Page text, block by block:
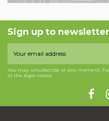
Sign up to newsletter
You may unsubscribe at any moment.
in the legal notice.